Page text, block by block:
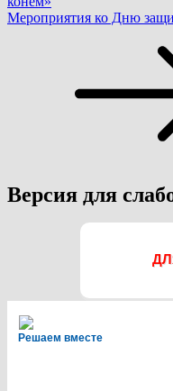
Мероприятия ко Дню
Версия для
Решаем вместе